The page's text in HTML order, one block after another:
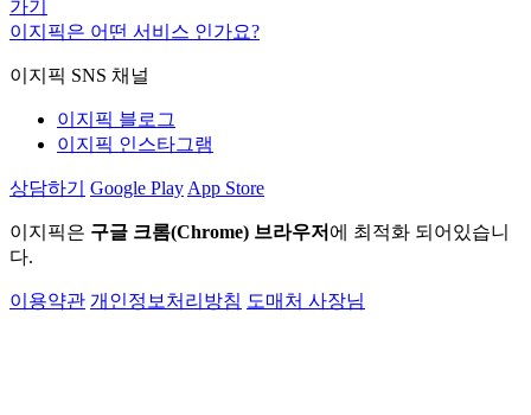
이지픽은 어떤 서비스 인가요?
이지픽 SNS 채널
이지픽 블로그
이지픽 인스타그램
상담하기 Google Play App Store
이지픽은 구글 크롬(Chrome) 브라우저 에 최적화 되어있습니
다.
이용약관 개인정보처리방침 도매처 사장님